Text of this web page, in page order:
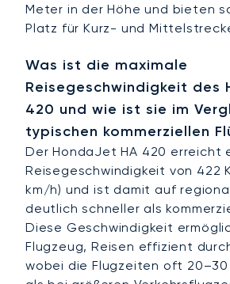
Meter in der Höhe und bieten
Platz für Kurz- und
Was ist die maximale
Reisegeschwindigkeit des
420 und wie ist sie im
typischen kommerziellen
Der HondaJet HA 420 erreicht
Reisegeschwindigkeit von 422
km/h) und ist damit auf
deutlich schneller als
Diese Geschwindigkeit
Flugzeug, Reisen effizient
wobei die Flugzeiten oft 20–30